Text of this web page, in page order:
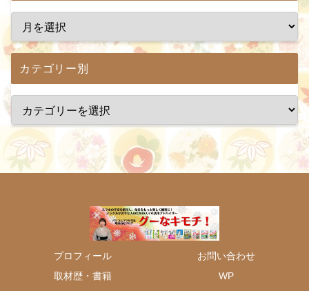
カテゴリー別
プロフィール
お問い合わせ
取材歴・書籍
WP